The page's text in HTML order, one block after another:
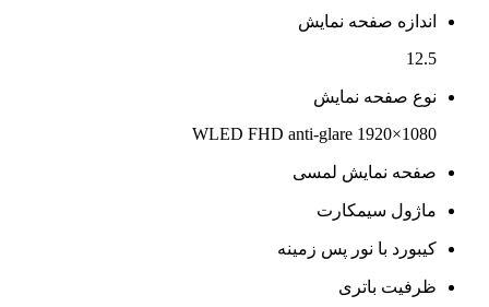
اندازه صفحه نمایش
12.5
نوع صفحه نمایش
WLED FHD anti-glare 1920×1080
صفحه نمایش لمسی
ماژول سیمکارت
کیبورد با نور پس زمینه
ظرفیت باتری